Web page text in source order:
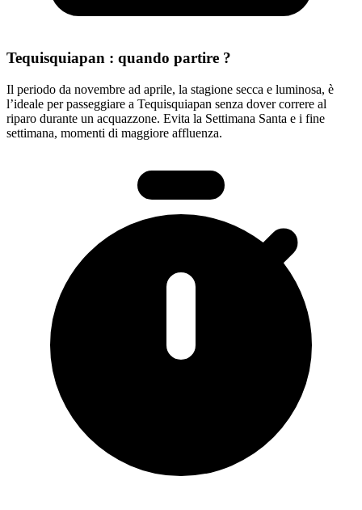
Tequisquiapan : quando partire ?
Il periodo da novembre ad aprile, la stagione secca e luminosa, è
l’ideale per passeggiare a Tequisquiapan senza dover correre al
riparo durante un acquazzone. Evita la Settimana Santa e i fine
settimana, momenti di maggiore affluenza.